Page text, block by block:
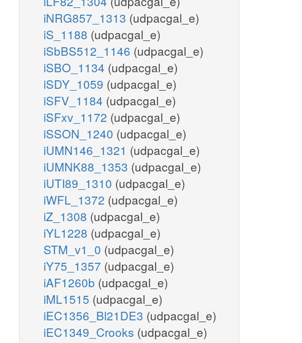
iNRG857_1313 (udpacgal_e)
iS_1188 (udpacgal_e)
iSbBS512_1146 (udpacgal_e)
iSBO_1134 (udpacgal_e)
iSDY_1059 (udpacgal_e)
iSFV_1184 (udpacgal_e)
iSFxv_1172 (udpacgal_e)
iSSON_1240 (udpacgal_e)
iUMN146_1321 (udpacgal_e)
iUMNK88_1353 (udpacgal_e)
iUTI89_1310 (udpacgal_e)
iWFL_1372 (udpacgal_e)
iZ_1308 (udpacgal_e)
iYL1228 (udpacgal_e)
STM_v1_0 (udpacgal_e)
iY75_1357 (udpacgal_e)
iAF1260b (udpacgal_e)
iML1515 (udpacgal_e)
iEC1356_Bl21DE3 (udpacgal_e)
iEC1349_Crooks (udpacgal_e)